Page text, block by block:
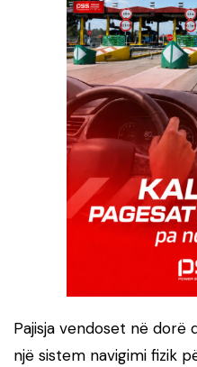
Pajisja vendoset në dorë
një sistem navigimi fizik